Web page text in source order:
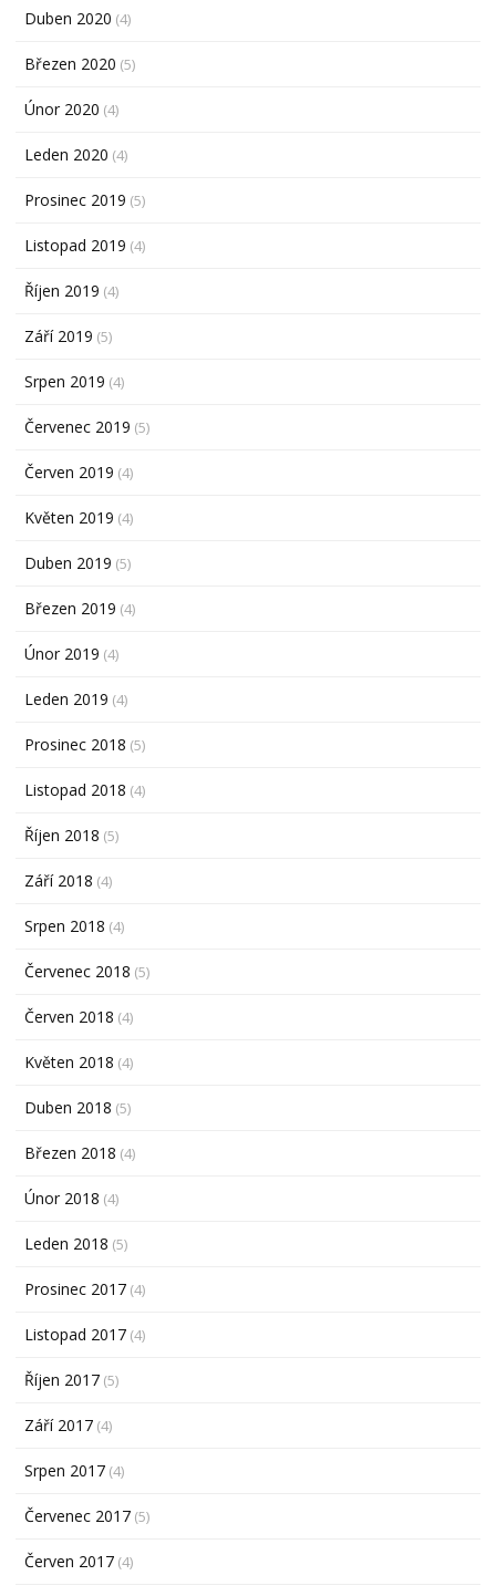
Duben 2020 (4)
Březen 2020 (5)
Únor 2020 (4)
Leden 2020 (4)
Prosinec 2019 (5)
Listopad 2019 (4)
Říjen 2019 (4)
Září 2019 (5)
Srpen 2019 (4)
Červenec 2019 (5)
Červen 2019 (4)
Květen 2019 (4)
Duben 2019 (5)
Březen 2019 (4)
Únor 2019 (4)
Leden 2019 (4)
Prosinec 2018 (5)
Listopad 2018 (4)
Říjen 2018 (5)
Září 2018 (4)
Srpen 2018 (4)
Červenec 2018 (5)
Červen 2018 (4)
Květen 2018 (4)
Duben 2018 (5)
Březen 2018 (4)
Únor 2018 (4)
Leden 2018 (5)
Prosinec 2017 (4)
Listopad 2017 (4)
Říjen 2017 (5)
Září 2017 (4)
Srpen 2017 (4)
Červenec 2017 (5)
Červen 2017 (4)